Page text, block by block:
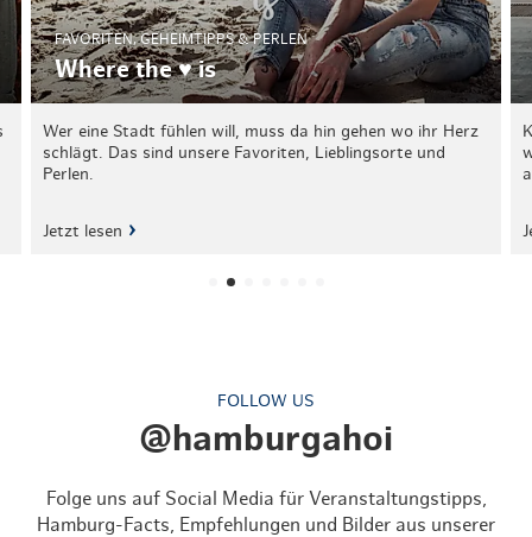
FAVORITEN, GEHEIMTIPPS & PERLEN
Where the ♥ is
Wer eine Stadt fühlen will, muss da hin gehen wo ihr Herz
schlägt. Das sind unsere Favoriten, Lieblingsorte und
Perlen.
Jetzt lesen
FOLLOW US
@hamburgahoi
Folge uns auf Social Media für Veranstaltungstipps,
Hamburg-Facts, Empfehlungen und Bilder aus unserer